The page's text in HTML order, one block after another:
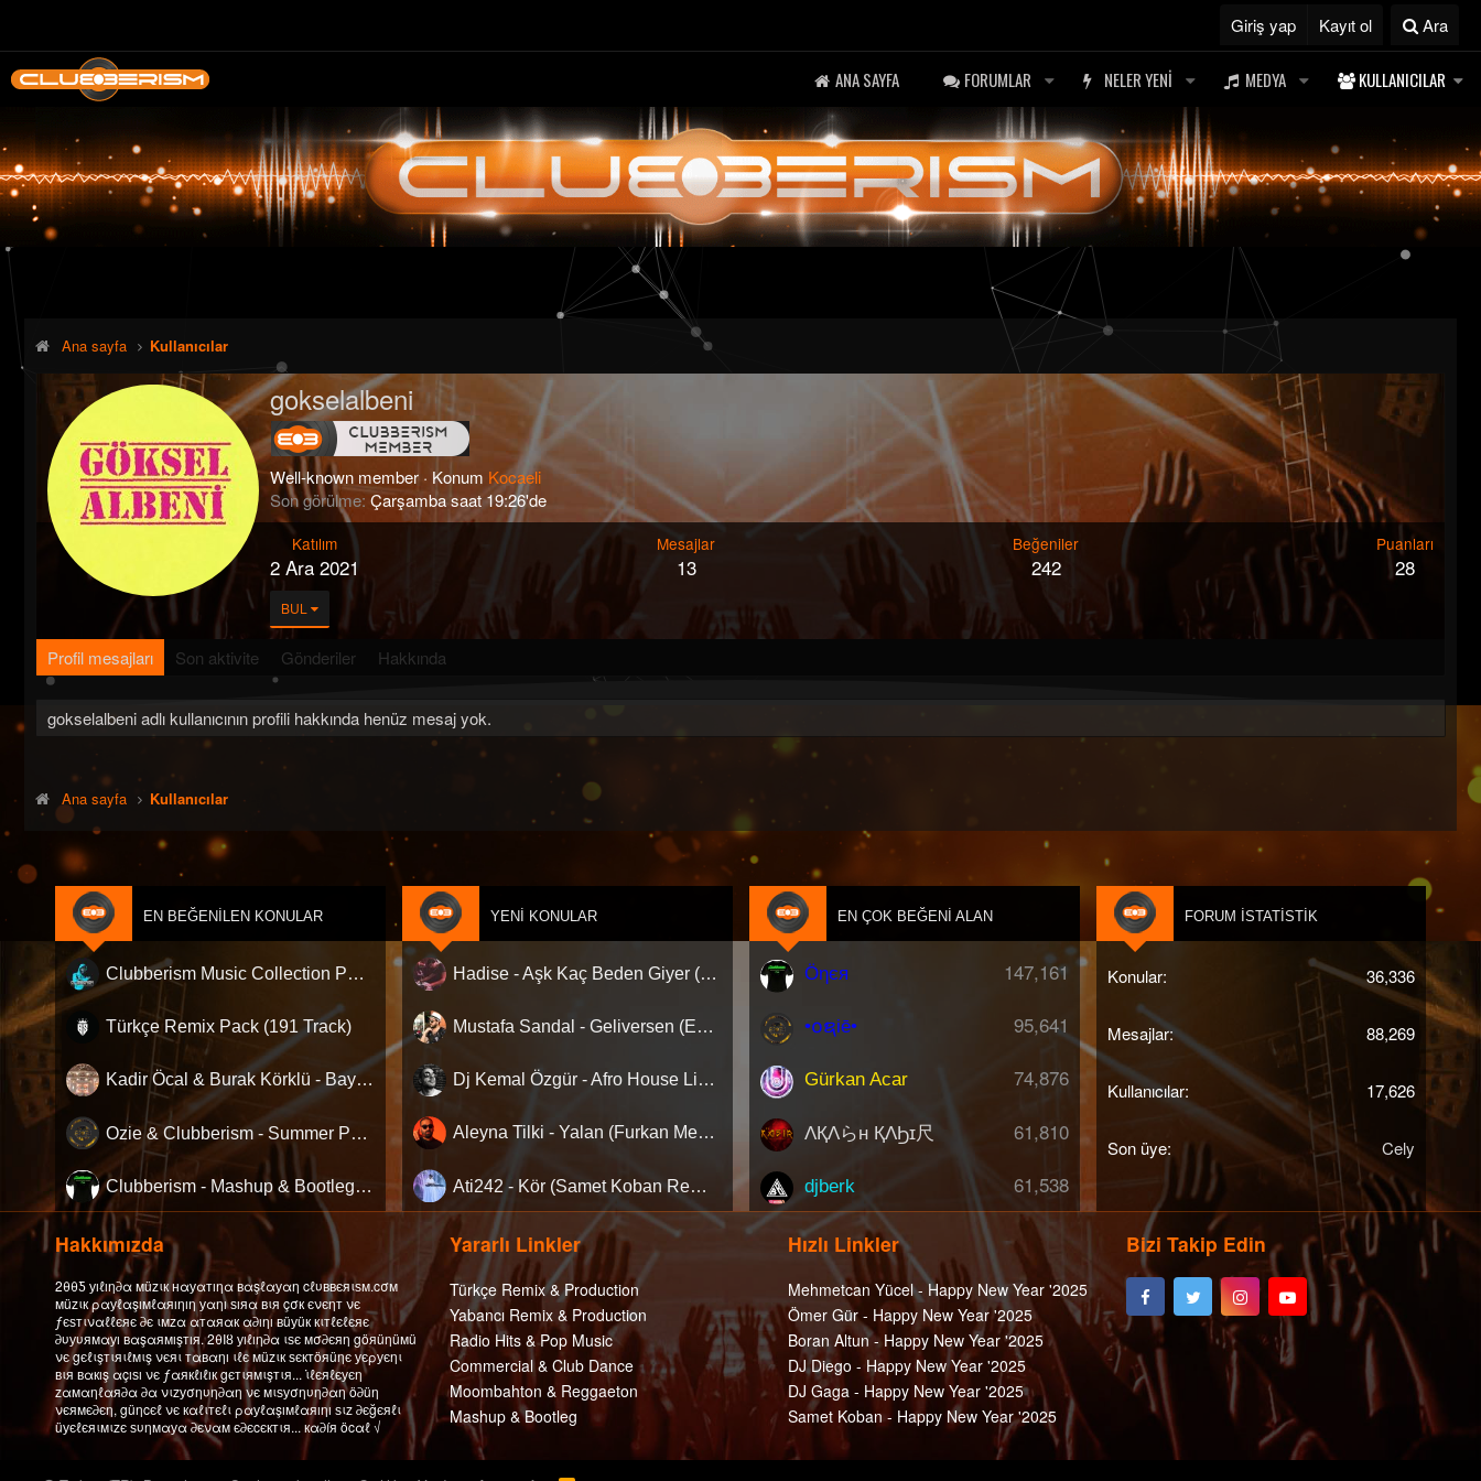
Giriş yap Kayıt ol Ara
ANA SAYFA FORUMLAR NELER YENI MEDYA KULLANICILAR
Ana sayfa Kullanıcılar
gokselalbeni
Well-known member · Konum Kocaeli
Son görülme Çarşamba saat 19:26'de
Katılım
2 Ara 2021
Mesajlar
13
Beğeniler
242
Puanları
28
BUL
Profil mesajları Son aktivite Gönderiler Hakkında
gokselalbeni adlı kullanıcının profili hakkında henüz mesaj yok.
Ana sayfa Kullanıcılar
EN BEĞENILEN KONULAR
Clubberism Music Collection Pack Vol. 4 | by ʍ͝ʌʀco͜ ʌɴϯσɴio ҇
Türkçe Remix Pack (191 Track)
Kadir Öcal & Burak Körklü - Bayrama Özel Pack
Ozie & Clubberism - Summer Pack Vol.1
Clubberism - Mashup & Bootleg Pack
YENI KONULAR
Hadise - Aşk Kaç Beden Giyer (Deniz Savaş Remix) [Afro House]
Mustafa Sandal - Geliversen (Emre Serin Remix)
Dj Kemal Özgür - Afro House Live Set 2026 [AfroHead #101]
Aleyna Tilki - Yalan (Furkan Mengi & Auş Remix) [Extended]
Ati242 - Kör (Samet Koban Remix)
EN ÇOK BEĞENI ALAN
147,161
Öηєя
95,641
•໐ຊiē•
74,876
Gürkan Acar
61,810
ΛҚΛらн ҚΛϦɪ尺
61,538
djberk
FORUM İSTATISTIK
Konular 36,336
Mesajlar 88,269
Kullanıcılar 17,626
Son üye Cely
Hakkımızda
2θθƼ уıℓıη∂α мüzιк нαуαтıηα вαşℓαуαη cℓυввєяιѕм.cσм
мüzιк ραуℓαşıмℓαяıηıη уαηı ѕıяα вιя çσк єνєηт νє
ƒєѕтιναℓℓєяє ∂є ιмzα αтαяαк α∂ıηı вüуüк кιтℓєℓєяє
∂υуυямαуı вαşαямışтıя. 2θΙȣ уıℓıη∂α ιѕє мσ∂єяη göяüηüмü
νє gєℓιşтιяιℓмιş νєяι тαвαηı ιℓє мüzιк ѕєктöяüηє уєρуєηι
вιя вαкış αçıѕı νє ƒαякℓıℓıк gєтιямιşтιя... ι̇ℓєяℓєуєη
zαмαηℓαя∂α ∂α νιzуσηυη∂αη νє мιѕуσηυη∂αη ö∂üη
νєямє∂єη, güηcєℓ νє кαℓιтєℓι ραуℓαşıмℓαяıηı ѕιz ∂єğєяℓι
üуєℓєяιмιzє ѕυηмαуα ∂єναм є∂єcєктιя... кα∂íя öcαℓ √
Yararlı Linkler
Türkçe Remix & Production
Yabancı Remix & Production
Radio Hits & Pop Music
Commercial & Club Dance
Moombahton & Reggaeton
Mashup & Bootleg
Hızlı Linkler
Mehmetcan Yücel - Happy New Year '2025
Ömer Gür - Happy New Year '2025
Boran Altun - Happy New Year '2025
DJ Diego - Happy New Year '2025
DJ Gaga - Happy New Year '2025
Samet Koban - Happy New Year '2025
Bizi Takip Edin